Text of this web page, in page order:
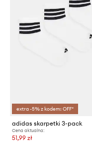
extra -5% z kodem: OFF*
adidas skarpetki 3-pack
Cena aktualna:
51,99 zł